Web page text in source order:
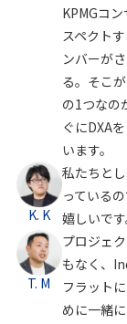
KPMGコ
スペクト
ンバーが
る。そこ
の1つなの
ぐにDXA
います。
K. K
私たちと
っている
嬉しいです
T. M
プロジェ
もなく、
フラット
めに一緒